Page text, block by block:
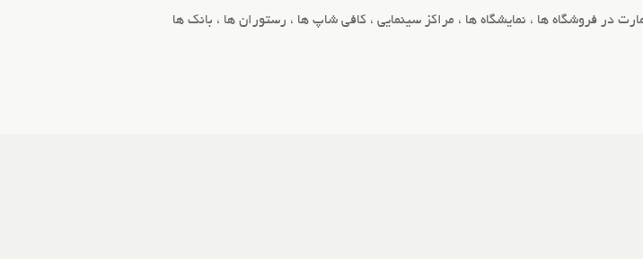
در فروشگاه ها ، نمایشگاه ها ، مراکز سینمایی ، کافی شاپ ها ، رستوران ها ، بانک ها